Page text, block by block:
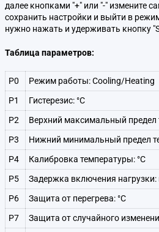
далее кнопками "+" или "-" измените
сохранить настройки и выйти в
нужно нажать и удерживать кнопку
Таблица параметров:
Р0
Режим работы: Cooling/Heating
P1
Гистерезис: °С
P2
Верхний максимальный предел
P3
Нижний минимальный предел
P4
Калибровка температуры: °С
P5
Задержка включения нагрузки:
P6
Защита от перегрева: °С
P7
Защита от случайного